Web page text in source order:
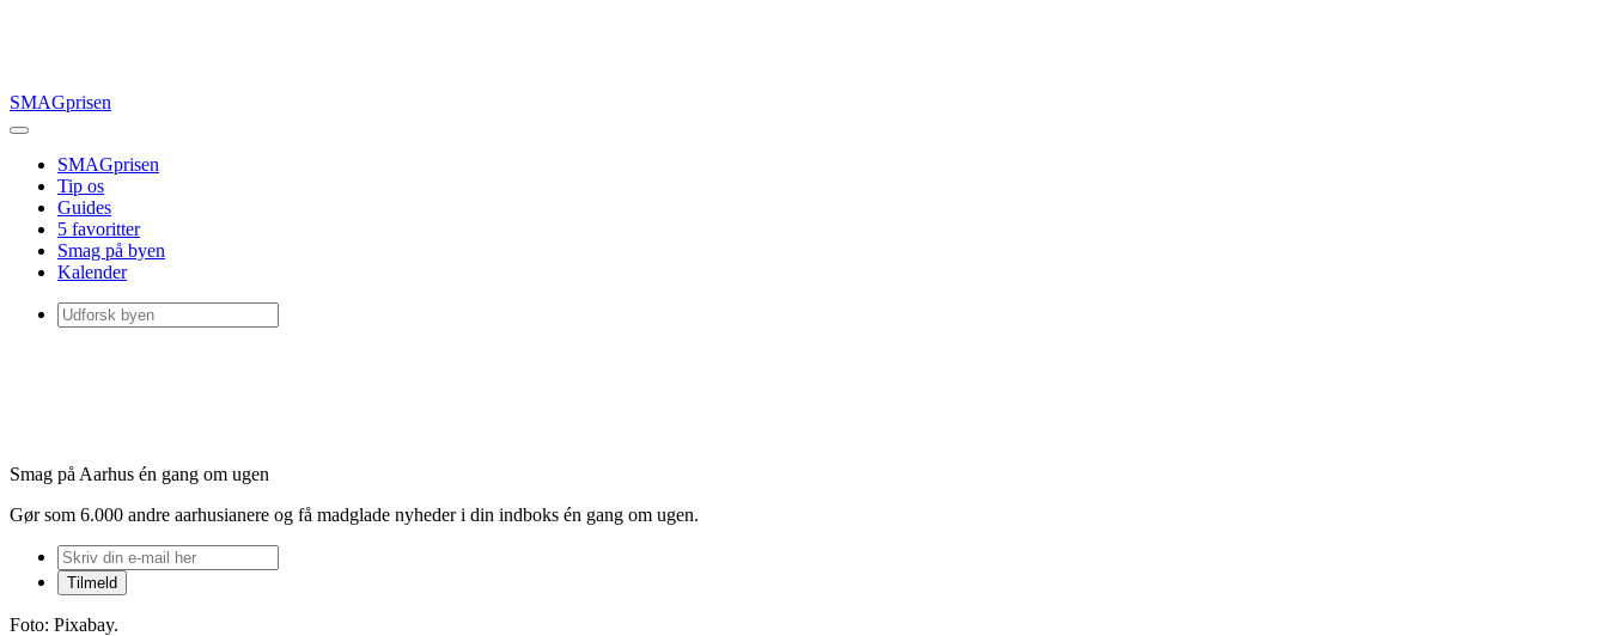
SMAGprisen
SMAGprisen
Tip os
Guides
5 favoritter
Smag på byen
Kalender
Smag på Aarhus én gang om ugen
Gør som 6.000 andre aarhusianere og få madglade nyheder i din indboks én gang om ugen.
Foto: Pixabay.